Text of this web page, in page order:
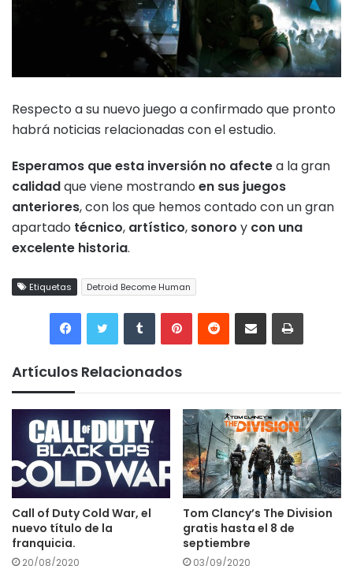
Respecto a su nuevo juego a confirmado que pronto
habrá noticias relacionadas con el estudio.
Esperamos que esta inversión no afectea la gran
calidadque viene mostrando en sus juegos
anteriores, con los que hemos contado con un gran
apartado técnico, artístico, sonoro y con una
excelente historia.
Etiquetas Detroid Become Human
TumblrPinterestReddit Compartir por correo electrónicoImprimir
Artículos Relacionados
Call of Duty Cold War, el
nuevo título de la
franquicia.
20/08/2020
Tom Clancy’s The Division
gratis hasta el 8 de
septiembre
03/09/2020